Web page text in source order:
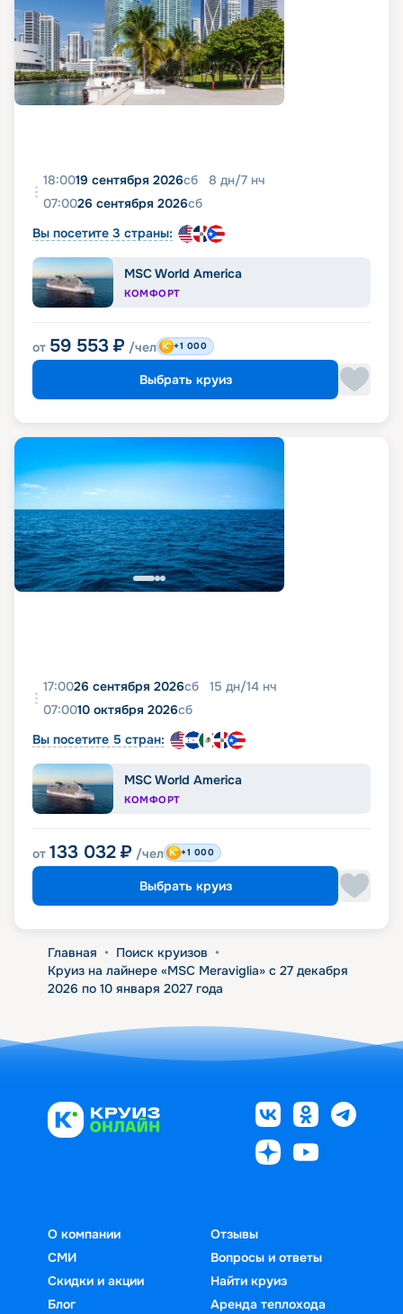
18:0019 сентября 2026сб 8 дн/7 нч
07:0026 сентября 2026сб
Вы посетите 3 страны:
MSC World America
КОМФОРТ
от 59 553 ₽ /чел +1 000
Выбрать круиз
17:0026 сентября 2026сб 15 дн/14 нч
07:0010 октября 2026сб
Вы посетите 5 стран:
MSC World America
КОМФОРТ
от 133 032 ₽ /чел +1 000
Выбрать круиз
Главная • Поиск круизов •
Круиз на лайнере «MSC Meraviglia» с 27 декабря
2026 по 10 января 2027 года
О компании
СМИ
Скидки и акции
Блог
Отзывы
Вопросы и ответы
Найти круиз
Аренда теплохода